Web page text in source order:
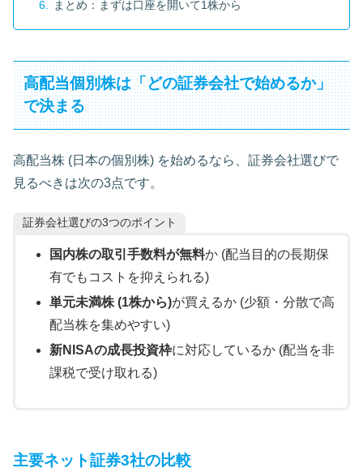
まとめ：まずは口座を開いて1株から
高配当個別株は「どの証券会社で始めるか」
で決まる
高配当株 (日本の個別株) を始めるなら、証券会社選びで
見るべきは次の3点です。
証券会社選びの3つのポイント
国内株の取引手数料が無料か (配当目的の長期保
有でもコストを抑えられる)
単元未満株 (1株から)が買えるか (少額・分散で高
配当株を集めやすい)
新NISAの成長投資枠に対応しているか (配当を非
課税で受け取れる)
主要ネット証券3社の比較